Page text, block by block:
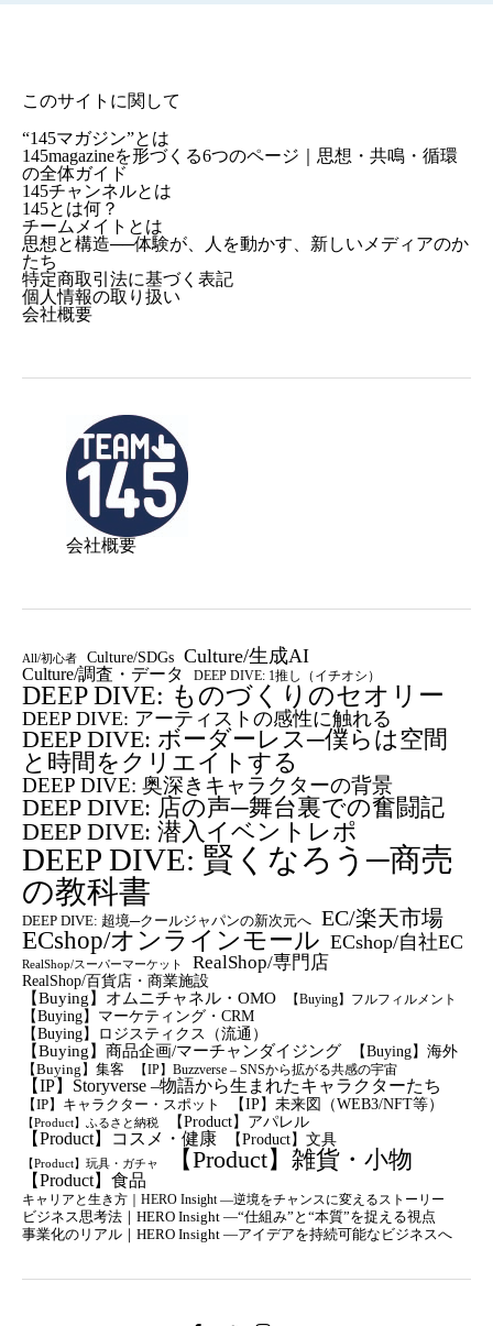
このサイトに関して
“145マガジン”とは
145magazineを形づくる6つのページ｜思想・共鳴・循環
の全体ガイド
145チャンネルとは
145とは何？
チームメイトとは
思想と構造──体験が、人を動かす、新しいメディアのか
たち
特定商取引法に基づく表記
個人情報の取り扱い
会社概要
会社概要
All/初心者 Culture/SDGs Culture/生成AI
Culture/調査・データ DEEP DIVE: 1推し（イチオシ）
DEEP DIVE: ものづくりのセオリー
DEEP DIVE: アーティストの感性に触れる
DEEP DIVE: ボーダーレス─僕らは空間
と時間をクリエイトする
DEEP DIVE: 奥深きキャラクターの背景
DEEP DIVE: 店の声─舞台裏での奮闘記
DEEP DIVE: 潜入イベントレポ
DEEP DIVE: 賢くなろう─商売
の教科書
DEEP DIVE: 超境─クールジャパンの新次元へ EC/楽天市場
ECshop/オンラインモール ECshop/自社EC
RealShop/スーパーマーケット RealShop/専門店
RealShop/百貨店・商業施設
【Buying】オムニチャネル・OMO
【Buying】フルフィルメント
【Buying】マーケティング・CRM
【buying】ロジスティクス（流通）
【Buying】商品企画/マーチャンダイジング 【Buying】海外
【Buying】集客 【IP】Buzzverse – SNSから拡がる共感の宇宙
【IP】Storyverse –物語から生まれたキャラクターたち
【IP】キャラクター・スポット 【IP】未来図（WEB3/NFT等）
【Product】ふるさと納税 【Product】アパレル
【Product】コスメ・健康 【Product】文具
【Product】玩具・ガチャ 【Product】雑貨・小物
【Product】食品
キャリアと生き方｜HERO Insight —逆境をチャンスに変えるストーリー
ビジネス思考法｜HERO Insight —“仕組み”と“本質”を捉える視点
事業化のリアル｜HERO Insight —アイデアを持続可能なビジネスへ